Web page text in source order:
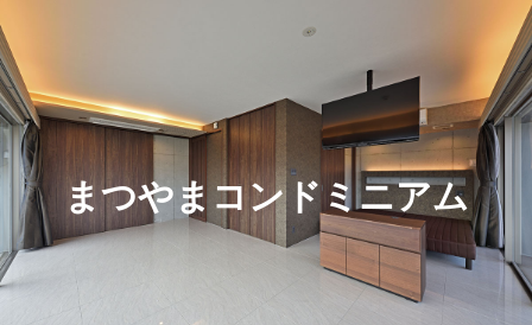
まつやまコンドミニアム